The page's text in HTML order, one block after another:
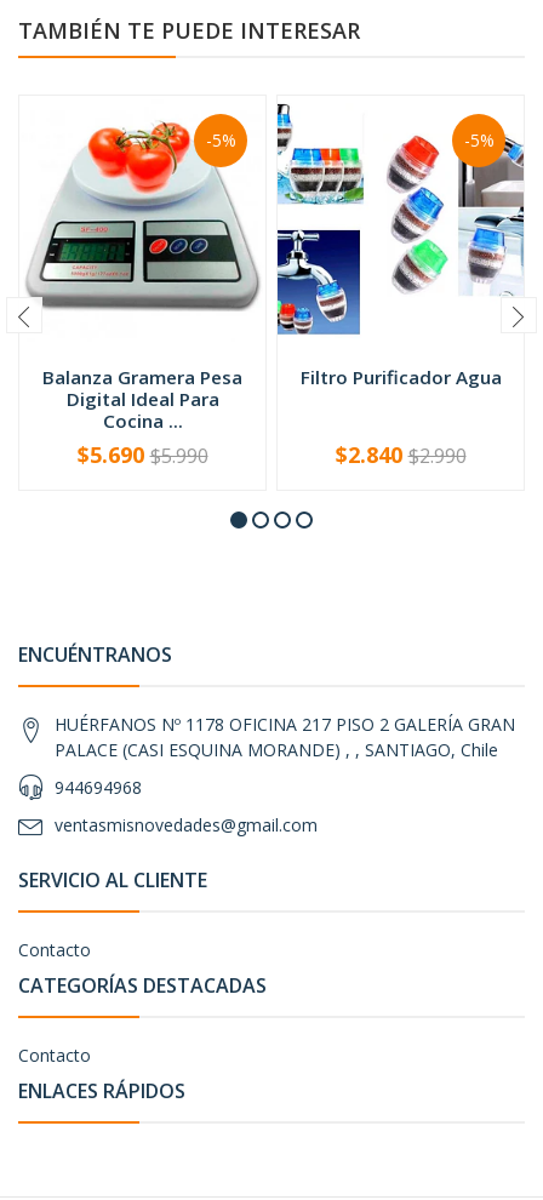
TAMBIÉN TE PUEDE INTERESAR
-5%
Balanza Gramera Pesa
Digital Ideal Para
Cocina ...
+
$5.690$5.990
-5%
Filtro Purificador Agua
+
$2.840$2.990
ENCUÉNTRANOS
HUÉRFANOS Nº 1178 OFICINA 217 PISO 2 GALERÍA GRAN
PALACE (CASI ESQUINA MORANDE) , , SANTIAGO, Chile
944694968
ventasmisnovedades@gmail.com
SERVICIO AL CLIENTE
Contacto
CATEGORÍAS DESTACADAS
Contacto
ENLACES RÁPIDOS